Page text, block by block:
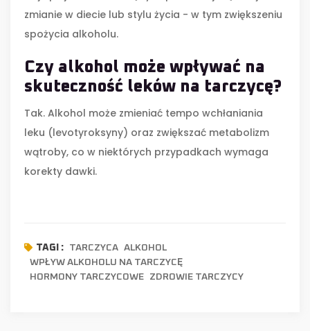
zmianie w diecie lub stylu życia - w tym zwiększeniu
spożycia alkoholu.
Czy alkohol może wpływać na
skuteczność leków na tarczycę?
Tak. Alkohol może zmieniać tempo wchłaniania
leku (levotyroksyny) oraz zwiększać metabolizm
wątroby, co w niektórych przypadkach wymaga
korekty dawki.
TAGI : TARCZYCA ALKOHOL
WPŁYW ALKOHOLU NA TARCZYCĘ
HORMONY TARCZYCOWE
ZDROWIE TARCZYCY